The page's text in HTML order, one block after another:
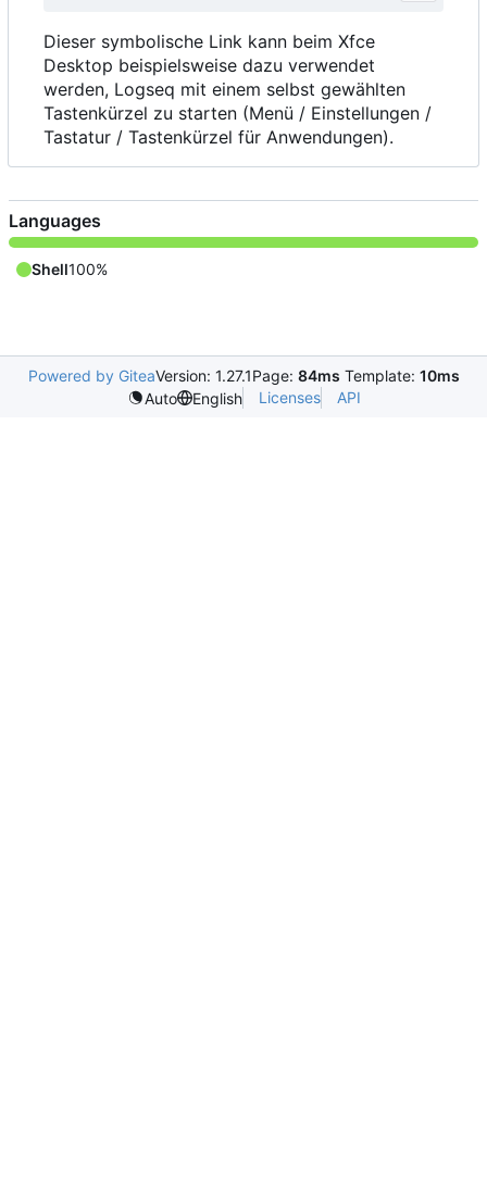
Dieser symbolische Link kann beim Xfce
Desktop beispielsweise dazu verwendet
werden, Logseq mit einem selbst gewählten
Tastenkürzel zu starten (Menü / Einstellungen /
Tastatur / Tastenkürzel für Anwendungen).
Languages
Shell100%
Powered by GiteaVersion: 1.27.1Page: 84ms Template: 10ms
Auto
English Licenses API